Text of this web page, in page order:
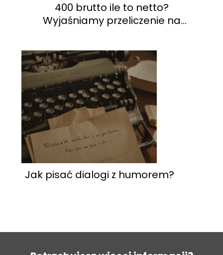
400 brutto ile to netto?
Wyjaśniamy przeliczenie na
Jak pisać dialogi z humorem?